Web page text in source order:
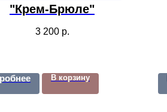
"Крем-Брюле"
3 200 р.
В корзину